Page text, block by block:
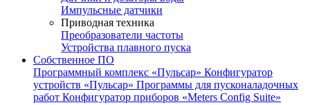
Импульсные датчики
Приводная техника
Преобразователи частоты
Устройства плавного пуска
Собственное ПО
Программный комплекс «Пульсар» Конфигуратор
устройств «Пульсар» Программы для пусконаладочных
работ Конфигуратор приборов «Meters Config Suite»